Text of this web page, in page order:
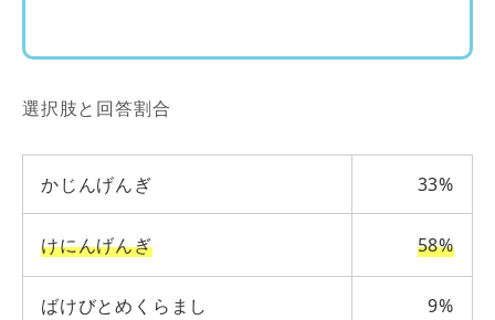
選択肢と回答割合
かじんげんぎ 33%
けにんげんぎ 58%
ばけびとめくらまし 9%